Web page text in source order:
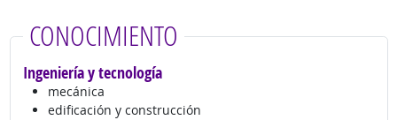
CONOCIMIENTO
Ingeniería y tecnología
mecánica
edificación y construcción